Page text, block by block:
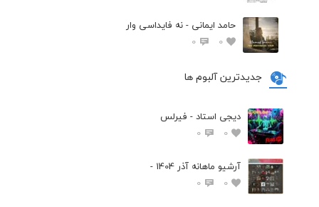
حامد ایمانی - نه فایداسی وار
0
0
جدیدترین آلبوم ها
دیجی استاد - فیرلس
0
0
آرشیو ماهانه آذر 1404 -
0
0